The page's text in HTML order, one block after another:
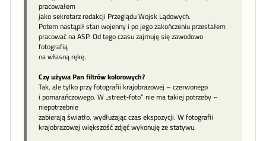
pracowałem
jako sekretarz redakcji Przeglądu Wojsk Lądowych.
Potem nastąpił stan wojenny i po jego zakończeniu przestałem
pracować na ASP. Od tego czasu zajmuję się zawodowo
fotografią
na własną rękę.
Czy używa Pan filtrów kolorowych?
Tak, ale tylko przy fotografii krajobrazowej – czerwonego
i pomarańczowego. W „street-foto” nie ma takiej potrzeby –
niepotrzebnie
zabierają światło, wydłużając czas ekspozycji. W fotografii
krajobrazowej większość zdjęć wykonuję ze statywu.